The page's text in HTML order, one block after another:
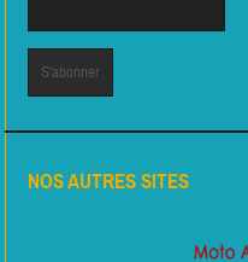
NOS AUTRES SITES